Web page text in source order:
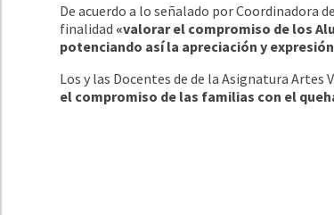
De acuerdo a lo señalado por Coordinadora
finalidad «valorar el compromiso de los
potenciando así la apreciación y
Los y las Docentes de de la Asignatura Artes
el compromiso de las familias con el